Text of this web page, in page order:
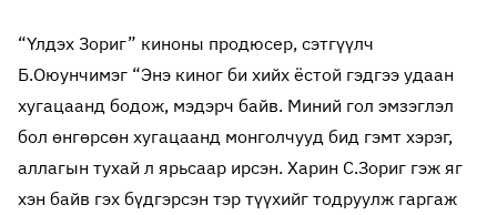
“Үлдэх Зориг” киноны продюсер, сэтгүүлч
Б.Оюунчимэг “Энэ киног би хийх ёстой гэдгээ удаан
хугацаанд бодож, мэдэрч байв. Миний гол эмзэглэл
бол өнгөрсөн хугацаанд монголчууд бид гэмт хэрэг,
аллагын тухай л ярьсаар ирсэн. Харин С.Зориг гэж яг
хэн байв гэх бүдгэрсэн тэр түүхийг тодруулж гаргаж